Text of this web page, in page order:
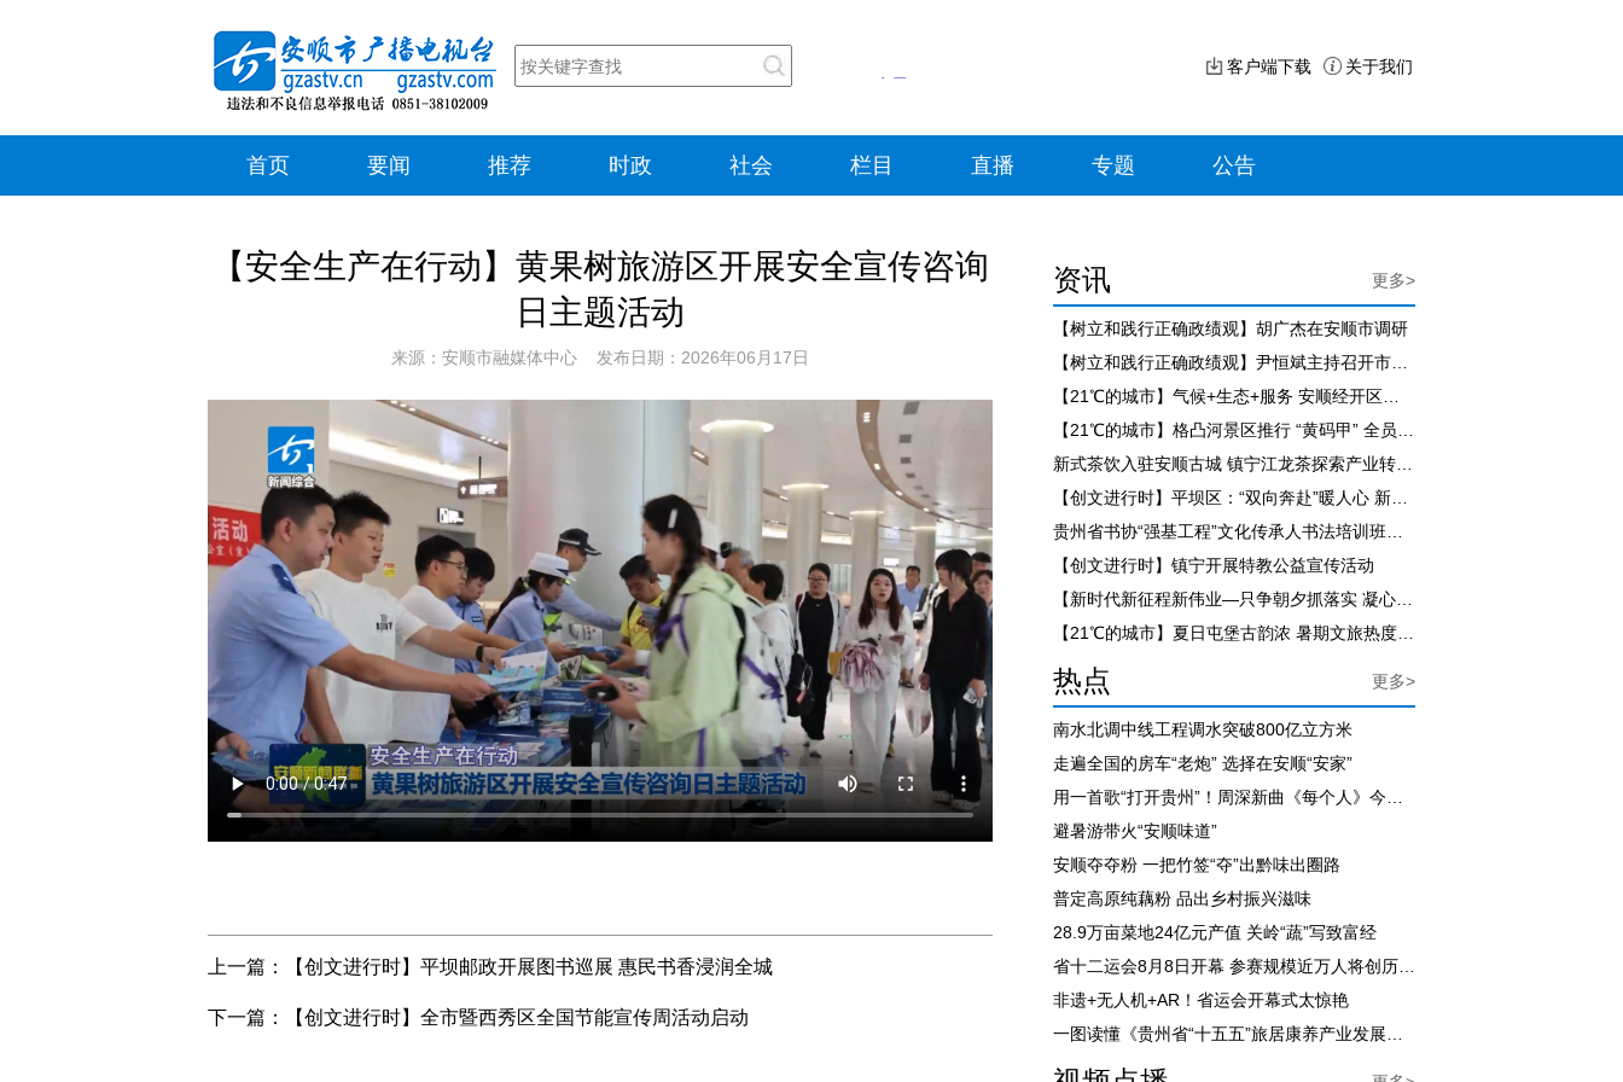
客户端下载 关于我们
首页 要闻 推荐 时政 社会 栏目 直播 专题 公告
【安全生产在行动】黄果树旅游区开展安全宣传咨询
日主题活动
来源：安顺市融媒体中心 发布日期：2026年06月17日
上一篇： 【创文进行时】平坝邮政开展图书巡展 惠民书香浸润全城
下一篇： 【创文进行时】全市暨西秀区全国节能宣传周活动启动
资讯 更多>
【树立和践行正确政绩观】胡广杰在安顺市调研
【创文进行时】镇宁开展特教公益宣传活动
热点 更多>
南水北调中线工程调水突破800亿立方米
走遍全国的房车“老炮” 选择在安顺“安家”
避暑游带火“安顺味道”
安顺夺夺粉 一把竹签“夺”出黔味出圈路
普定高原纯藕粉 品出乡村振兴滋味
28.9万亩菜地24亿元产值 关岭“蔬”写致富经
非遗+无人机+AR！省运会开幕式太惊艳